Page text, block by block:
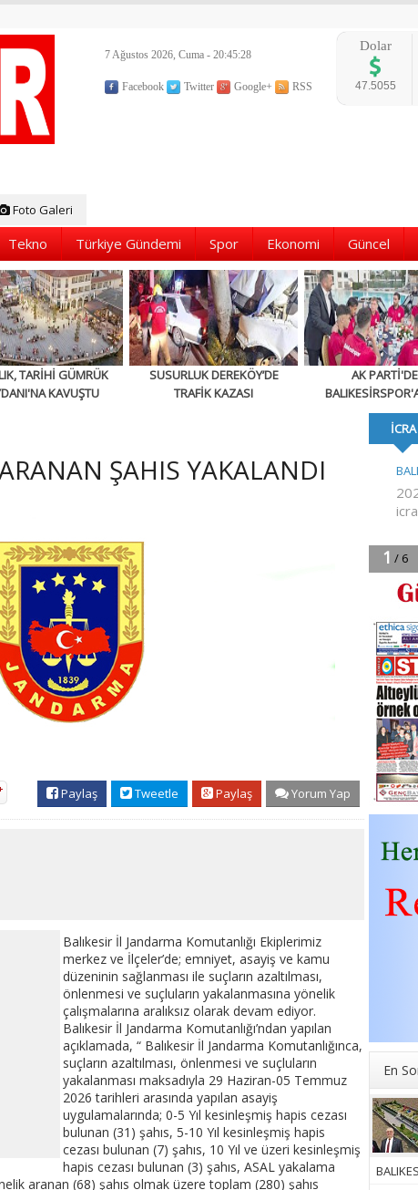
7 Ağustos 2026, Cuma - 20:45:30
Facebook Twitter Google+ RSS
Dolar
47.5055
Foto Galeri
Tekno Türkiye Gündemi Spor Ekonomi Güncel
TARİHİ GÜMRÜK
KAVUŞTU
SUSURLUK DEREKÖY’DE
TRAFİK KAZASI
AK
FORMA
En
ŞAHIS YAKALANDI
Paylaş Tweetle Paylaş Yorum Yap
Balıkesir İl Jandarma Komutanlığı Ekiplerimiz
merkez ve İlçeler’de; emniyet, asayiş ve kamu
düzeninin sağlanması ile suçların azaltılması,
önlenmesi ve suçluların yakalanmasına yönelik
çalışmalarına aralıksız olarak devam ediyor.
Balıkesir İl Jandarma Komutanlığı’ndan yapılan
açıklamada, “ Balıkesir İl Jandarma Komutanlığınca,
suçların azaltılması, önlenmesi ve suçluların
yakalanması maksadıyla 29 Haziran-05 Temmuz
2026 tarihleri arasında yapılan asayiş
uygulamalarında; 0-5 Yıl kesinleşmiş hapis cezası
bulunan (31) şahıs, 5-10 Yıl kesinleşmiş hapis
cezası bulunan (7) şahıs, 10 Yıl ve üzeri kesinleşmiş
hapis cezası bulunan (3) şahıs, ASAL yakalama
aranan (68) şahıs olmak üzere toplam (280) şahıs